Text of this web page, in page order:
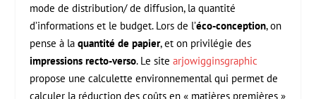
mode de distribution/ de diffusion, la quantité
d’informations et le budget. Lors de l’éco-conception, on
pense à laquantité de papier, et on privilégie des
impressions recto-verso. Le sitearjowigginsgraphic
propose une calculette environnemental qui permet de
calculer la réduction des coûts en « matières premières »